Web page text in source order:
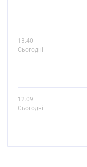
13.40
Сьогодні
12.09
Сьогодні